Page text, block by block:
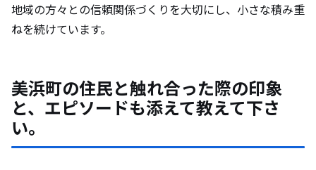
地域の方々との信頼関係づくりを大切にし、小さな積み重
ねを続けています。
美浜町の住民と触れ合った際の印象
と、エピソードも添えて教えて下さ
い。